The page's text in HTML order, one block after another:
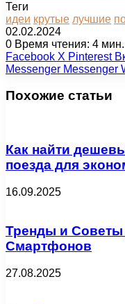
Теги
идеи крутые лучшие
02.02.2024
0 Время чтения: 4 мин.
Facebook X Pinterest
Messenger Messenger
Похожие статьи
Как найти
поезда для
16.09.2025
Тренды и
Смартфонов
27.08.2025